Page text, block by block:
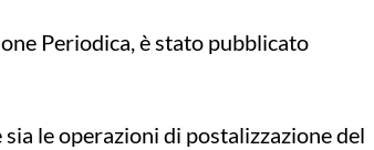
Periodica, è stato pubblicato
le operazioni di postalizzazione del